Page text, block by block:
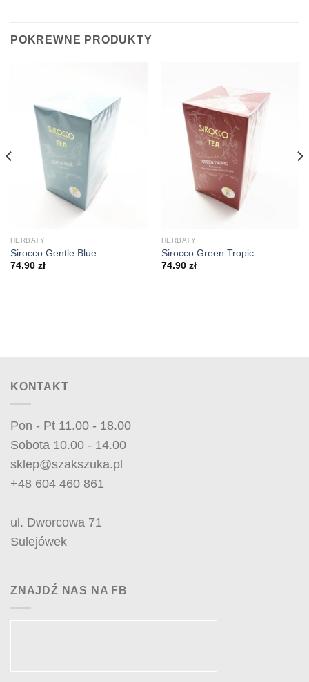
POKREWNE PRODUKTY
HERBATY
Sirocco Gentle Blue
74.90 zł
HERBATY
Sirocco Green Tropic
74.90 zł
KONTAKT
Pon - Pt 11.00 - 18.00
Sobota 10.00 - 14.00
sklep@szakszuka.pl
+48 604 460 861
ul. Dworcowa 71
Sulejówek
ZNAJDŹ NAS NA FB